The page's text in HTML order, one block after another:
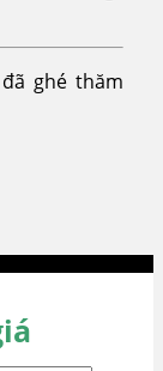
ghé thăm